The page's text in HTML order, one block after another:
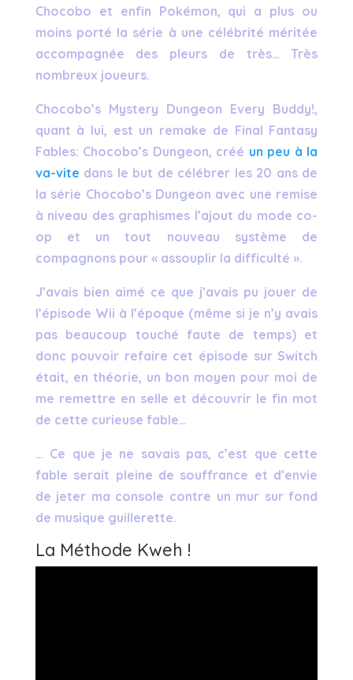
Chocobo et enfin Pokémon, qui a plus ou
moins porté la série à une célébrité méritée
accompagnée des pleurs de très… Très
nombreux joueurs.
Chocobo’s Mystery Dungeon Every Buddy!,
quant à lui, est un remake de Final Fantasy
Fables: Chocobo’s Dungeon, créé un peu à la
va-vite dans le but de célébrer les 20 ans de
la série Chocobo’s Dungeon avec une remise
à niveau des graphismes l’ajout du mode co-
op et un tout nouveau système de
compagnons pour « assouplir la difficulté ».
J’avais bien aimé ce que j’avais pu jouer de
l’épisode Wii à l’époque (même si je n’y avais
pas beaucoup touché faute de temps) et
donc pouvoir refaire cet épisode sur Switch
était, en théorie, un bon moyen pour moi de
me remettre en selle et découvrir le fin mot
de cette curieuse fable…
… Ce que je ne savais pas, c’est que cette
fable serait pleine de souffrance et d’envie
de jeter ma console contre un mur sur fond
de musique guillerette.
La Méthode Kweh !